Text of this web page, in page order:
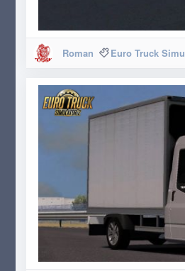
Roman Euro Truck